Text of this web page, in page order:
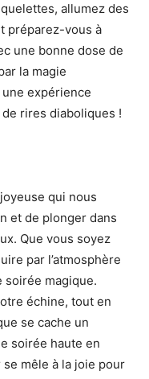
allumez des
préparez-vous à
une bonne dose de
la magie
expérience
rires diaboliques !
qui nous
et de plonger dans
Que vous soyez
par l’atmosphère
magique.
échine, tout en
se cache un
soirée haute en
mêle à la joie pour